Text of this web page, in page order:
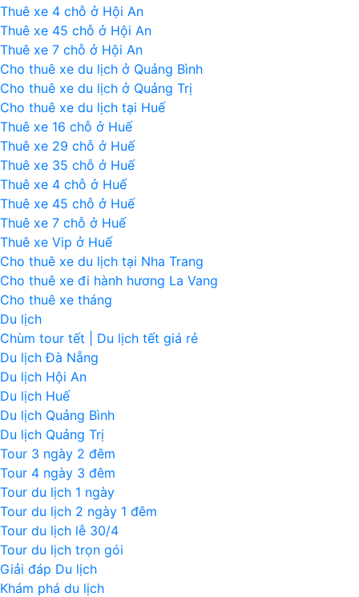
Thuê xe 4 chỗ ở Hội An
Thuê xe 45 chỗ ở Hội An
Thuê xe 7 chỗ ở Hội An
Cho thuê xe du lịch ở Quảng Bình
Cho thuê xe du lịch ở Quảng Trị
Cho thuê xe du lịch tại Huế
Thuê xe 16 chỗ ở Huế
Thuê xe 29 chỗ ở Huế
Thuê xe 35 chỗ ở Huế
Thuê xe 4 chỗ ở Huế
Thuê xe 45 chỗ ở Huế
Thuê xe 7 chỗ ở Huế
Thuê xe Vip ở Huế
Cho thuê xe du lịch tại Nha Trang
Cho thuê xe đi hành hương La Vang
Cho thuê xe tháng
Du lịch
Chùm tour tết | Du lịch tết giá rẻ
Du lịch Đà Nẵng
Du lịch Hội An
Du lịch Huế
Du lịch Quảng Bình
Du lịch Quảng Trị
Tour 3 ngày 2 đêm
Tour 4 ngày 3 đêm
Tour du lịch 1 ngày
Tour du lịch 2 ngày 1 đêm
Tour du lịch lễ 30/4
Tour du lịch trọn gói
Giải đáp Du lịch
Khám phá du lịch